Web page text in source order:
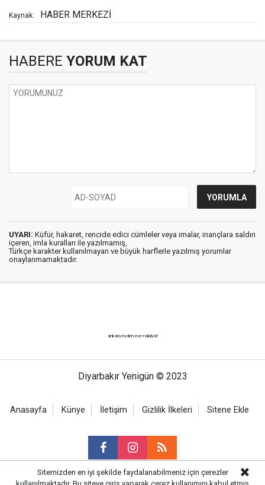
Kaynak: HABER MERKEZİ
HABERE YORUM KAT
UYARI: Küfür, hakaret, rencide edici cümleler veya imalar, inançlara saldırı
içeren, imla kuralları ile yazılmamış,
Türkçe karakter kullanılmayan ve büyük harflerle yazılmış yorumlar
onaylanmamaktadır.
ankara evden eve nakliyat
Diyarbakır Yenigün © 2023
Anasayfa Künye İletişim Gizlilik İlkeleri Sitene Ekle
Sitemizden en iyi şekilde faydalanabilmeniz için çerezler